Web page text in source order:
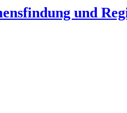
und